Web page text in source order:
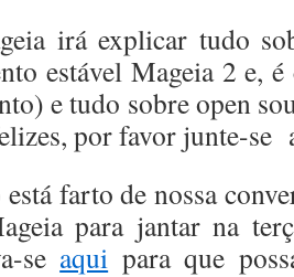
irá explicar tudo
estável Mageia 2 e,
e tudo sobre open
por favor junte-se
farto de nossa
para jantar na
se aqui para que